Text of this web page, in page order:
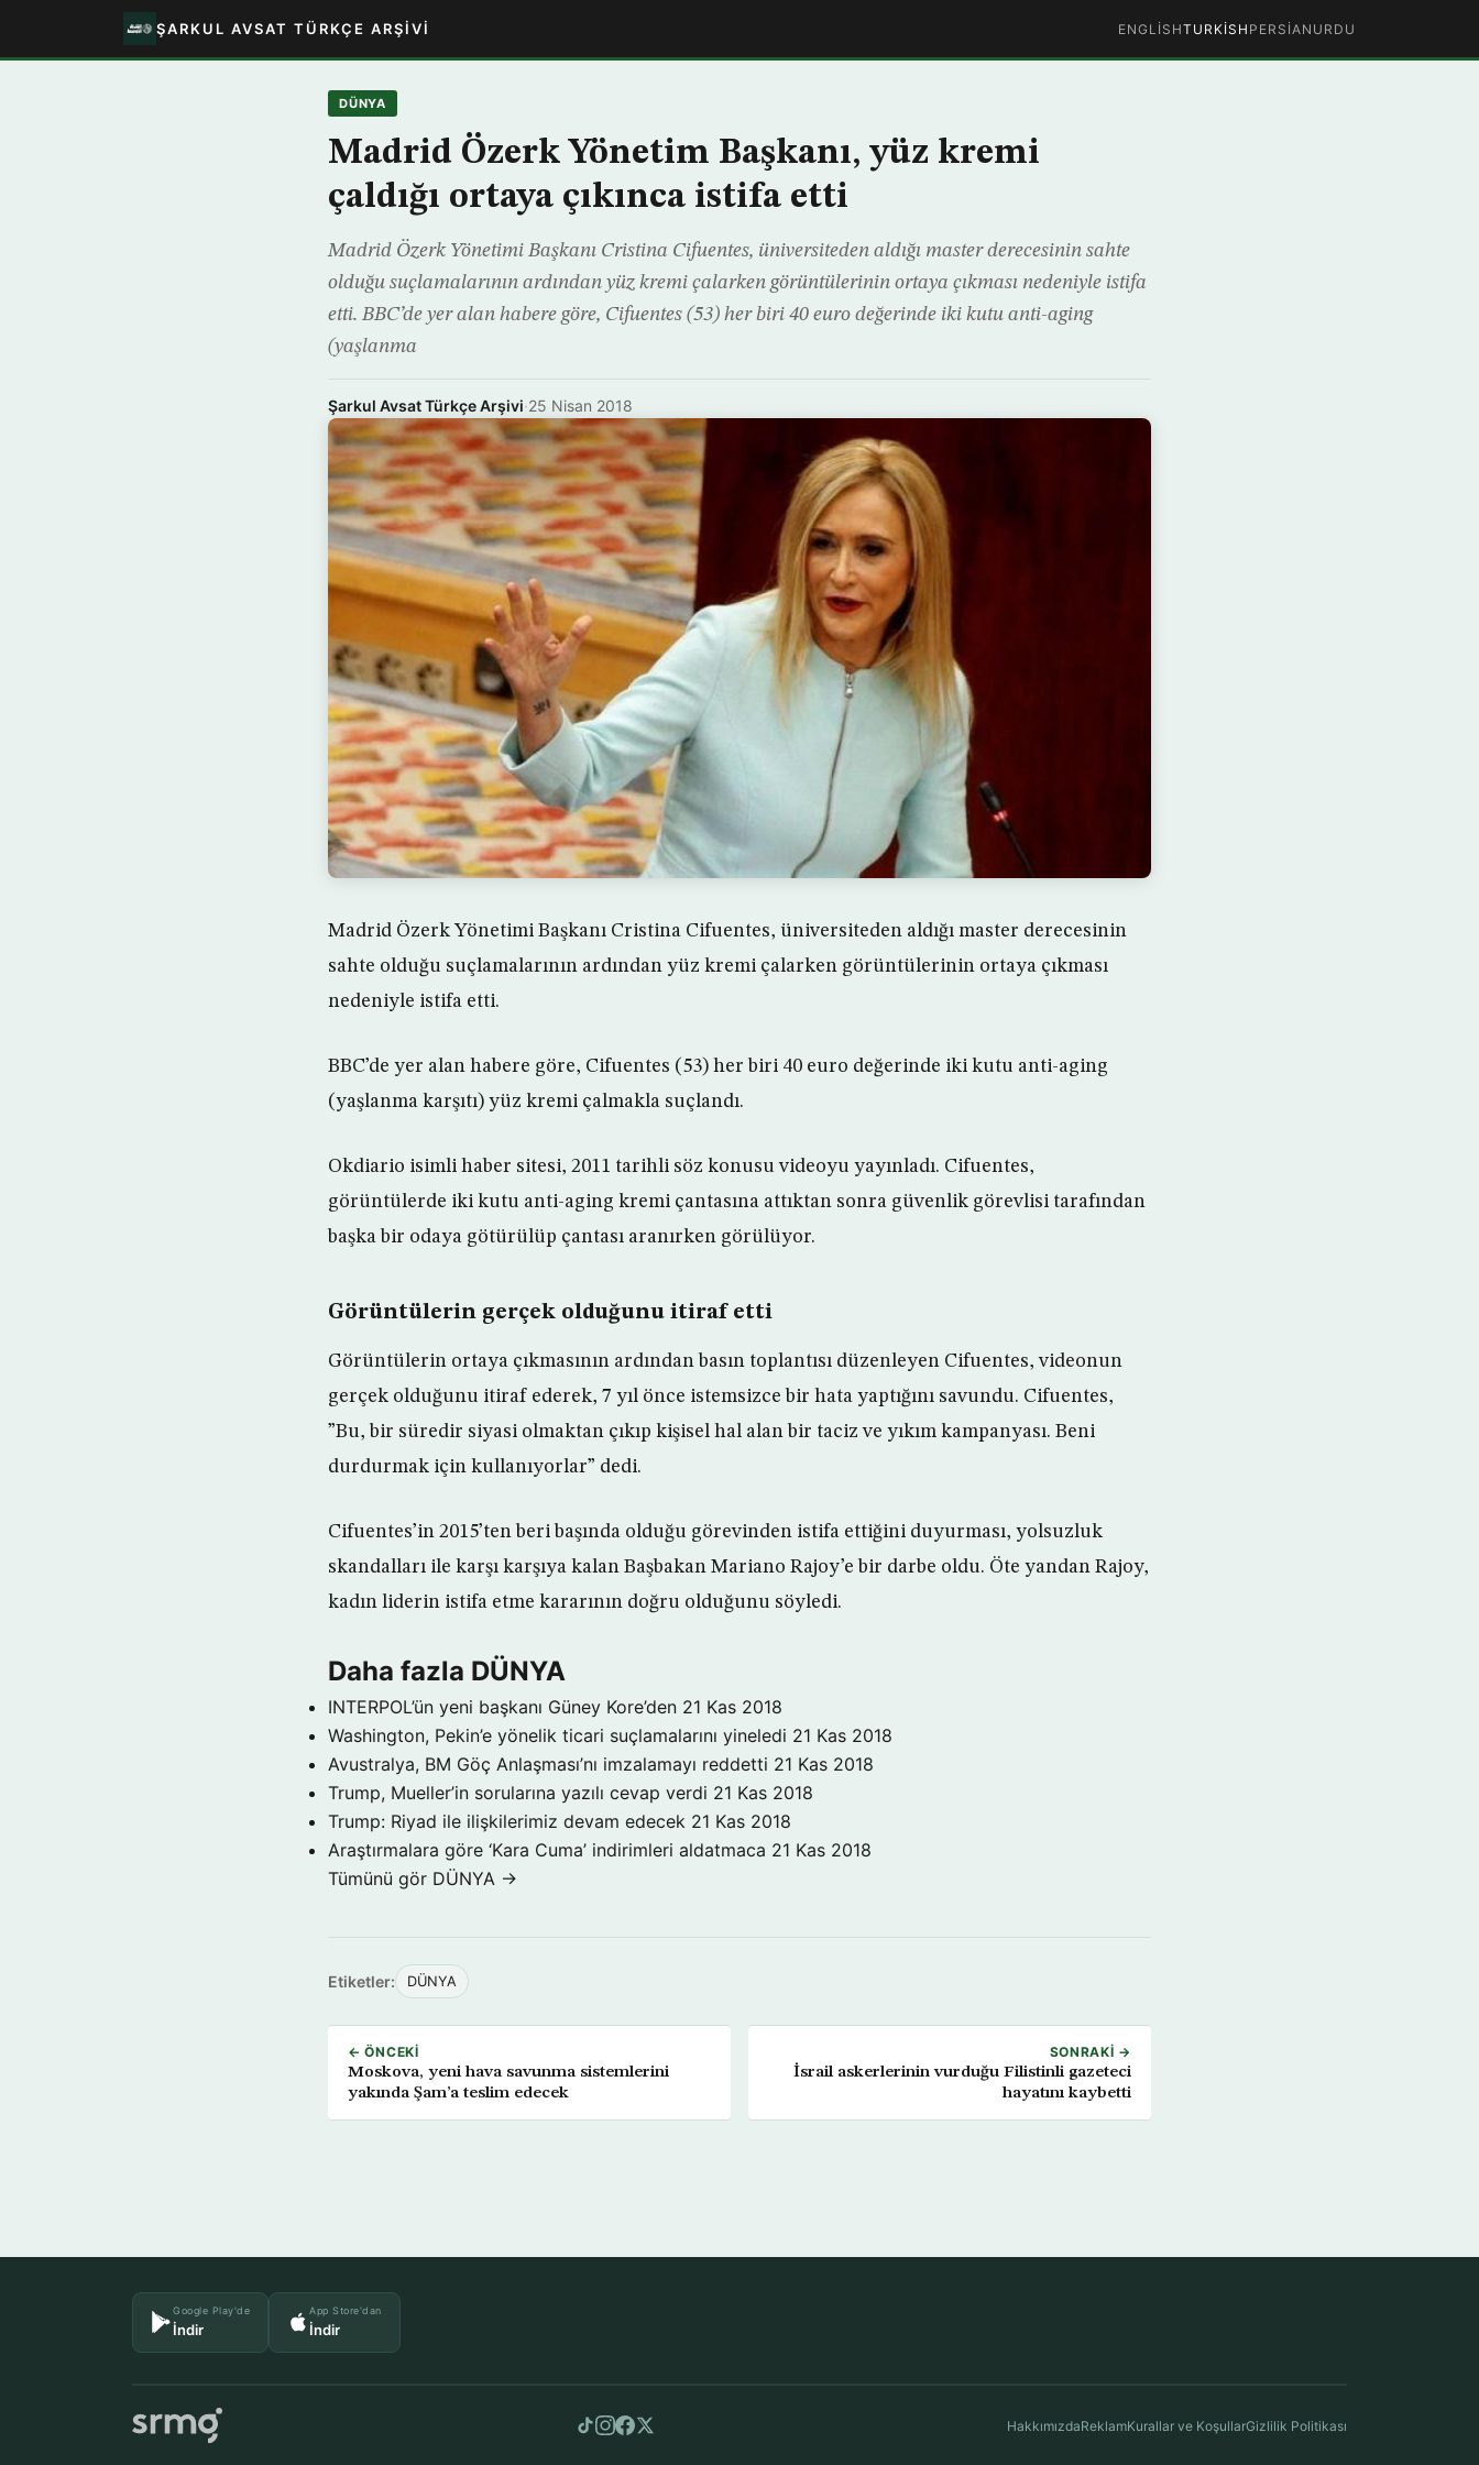
ŞARKUL AVSAT TÜRKÇE ARŞIVI ENGLISHTURKISH PERSIAN URDU
DÜNYA
Madrid Özerk Yönetim Başkanı, yüz kremi
çaldığı ortaya çıkınca istifa etti
Madrid Özerk Yönetimi Başkanı Cristina Cifuentes, üniversiteden aldığı master derecesinin sahte
olduğu suçlamalarının ardından yüz kremi çalarken görüntülerinin ortaya çıkması nedeniyle istifa
etti. BBC’de yer alan habere göre, Cifuentes (53) her biri 40 euro değerinde iki kutu anti-aging
(yaşlanma
Şarkul Avsat Türkçe Arşivi·25 Nisan 2018
Madrid Özerk Yönetimi Başkanı Cristina Cifuentes, üniversiteden aldığı master derecesinin
sahte olduğu suçlamalarının ardından yüz kremi çalarken görüntülerinin ortaya çıkması
nedeniyle istifa etti.
BBC’de yer alan habere göre, Cifuentes (53) her biri 40 euro değerinde iki kutu anti-aging
(yaşlanma karşıtı) yüz kremi çalmakla suçlandı.
Okdiario isimli haber sitesi, 2011 tarihli söz konusu videoyu yayınladı. Cifuentes,
görüntülerde iki kutu anti-aging kremi çantasına attıktan sonra güvenlik görevlisi tarafından
başka bir odaya götürülüp çantası aranırken görülüyor.
Görüntülerin gerçek olduğunu itiraf etti
Görüntülerin ortaya çıkmasının ardından basın toplantısı düzenleyen Cifuentes, videonun
gerçek olduğunu itiraf ederek, 7 yıl önce istemsizce bir hata yaptığını savundu. Cifuentes,
”Bu, bir süredir siyasi olmaktan çıkıp kişisel hal alan bir taciz ve yıkım kampanyası. Beni
durdurmak için kullanıyorlar” dedi.
Cifuentes’in 2015’ten beri başında olduğu görevinden istifa ettiğini duyurması, yolsuzluk
skandalları ile karşı karşıya kalan Başbakan Mariano Rajoy’e bir darbe oldu. Öte yandan Rajoy,
kadın liderin istifa etme kararının doğru olduğunu söyledi.
Daha fazla DÜNYA
INTERPOL’ün yeni başkanı Güney Kore’den 21 Kas 2018
Washington, Pekin’e yönelik ticari suçlamalarını yineledi 21 Kas 2018
Avustralya, BM Göç Anlaşması’nı imzalamayı reddetti 21 Kas 2018
Trump, Mueller’in sorularına yazılı cevap verdi 21 Kas 2018
Trump: Riyad ile ilişkilerimiz devam edecek 21 Kas 2018
Araştırmalara göre ‘Kara Cuma’ indirimleri aldatmaca 21 Kas 2018
Tümünü gör DÜNYA →
Etiketler: DÜNYA
← ÖNCEKI
Moskova, yeni hava savunma sistemlerini
yakında Şam’a teslim edecek
SONRAKI →
İsrail askerlerinin vurduğu Filistinli gazeteci
hayatını kaybetti
Google Play'de
İndir
App Store'dan
İndir
HakkımızdaReklamKurallar ve KoşullarGizlilik Politikası